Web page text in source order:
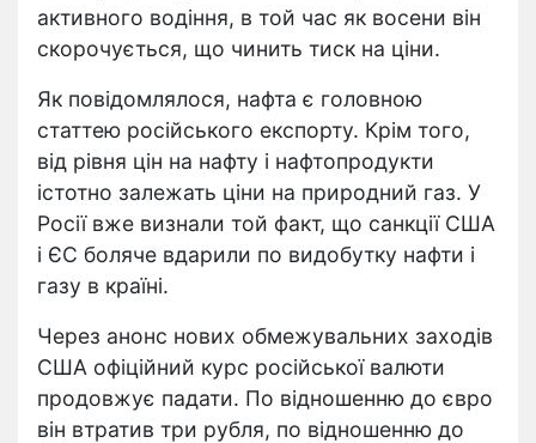
активного водіння, в той час як восени він
скорочується, що чинить тиск на ціни.
Як повідомлялося, нафта є головною
статтею російського експорту. Крім того,
від рівня цін на нафту і нафтопродукти
істотно залежать ціни на природний газ. У
Росії вже визнали той факт, що санкції США
і ЄС боляче вдарили по видобутку нафти і
газу в країні.
Через анонс нових обмежувальних заходів
США офіційний курс російської валюти
продовжує падати. По відношенню до євро
він втратив три рубля, по відношенню до